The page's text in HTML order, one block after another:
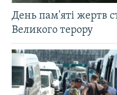
День пам'яті жертв
Великого терору